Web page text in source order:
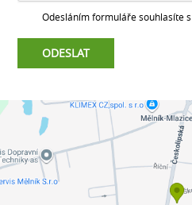
Odesláním formuláře souhlasíte s